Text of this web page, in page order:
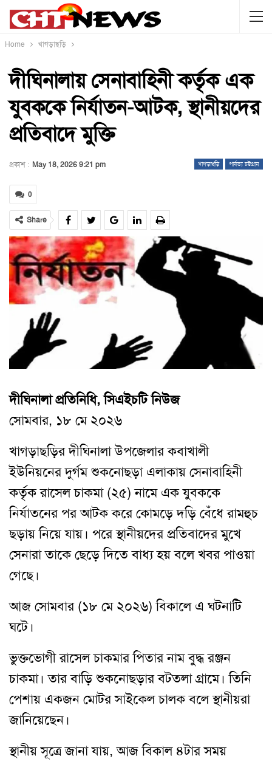
Home খাগড়াছড়ি
দীঘিনালায় সেনাবাহিনী কর্তৃক এক
যুবককে নির্যাতন-আটক, স্থানীয়দের
প্রতিবাদে মুক্তি
খাগড়াছড়ি পার্বত্য চট্টগ্রাম
প্রকাশ : May 18, 2026 9:21 pm
0
Share
দীঘিনালা প্রতিনিধি, সিএইচটি নিউজ
সোমবার, ১৮ মে ২০২৬
খাগড়াছড়ির দীঘিনালা উপজেলার কবাখালী
ইউনিয়নের দুর্গম শুকনোছড়া এলাকায় সেনাবাহিনী
কর্তৃক রাসেল চাকমা (২৫) নামে এক যুবককে
নির্যাতনের পর আটক করে কোমড়ে দড়ি বেঁধে রামহুচ
ছড়ায় নিয়ে যায়। পরে স্থানীয়দের প্রতিবাদের মুখে
সেনারা তাকে ছেড়ে দিতে বাধ্য হয় বলে খবর পাওয়া
গেছে।
আজ সোমবার (১৮ মে ২০২৬) বিকালে এ ঘটনাটি
ঘটে।
ভুক্তভোগী রাসেল চাকমার পিতার নাম বুদ্ধ রঞ্জন
চাকমা। তার বাড়ি শুকনোছড়ার বটতলা গ্রামে। তিনি
পেশায় একজন মোটর সাইকেল চালক বলে স্থানীয়রা
জানিয়েছেন।
স্থানীয় সূত্রে জানা যায়, আজ বিকাল ৪টার সময়